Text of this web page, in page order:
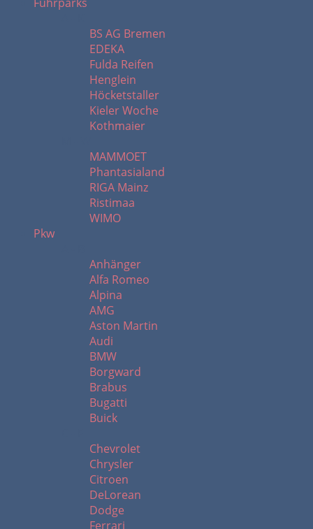
BS AG Bremen
EDEKA
Fulda Reifen
Henglein
Höcketstaller
Kieler Woche
Kothmaier
MAMMOET
Phantasialand
RIGA Mainz
Ristimaa
WIMO
Pkw
Anhänger
Alfa Romeo
Alpina
AMG
Aston Martin
Audi
BMW
Borgward
Brabus
Bugatti
Buick
Chevrolet
Chrysler
Citroen
DeLorean
Dodge
Ferrari